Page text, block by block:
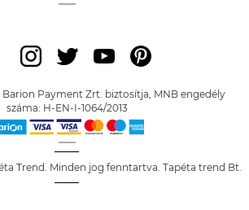
Payment Zrt. biztosítja, MNB engedély
száma: H-EN-I-1064/2013
Trend. Minden jog fenntartva. Tapéta trend Bt.